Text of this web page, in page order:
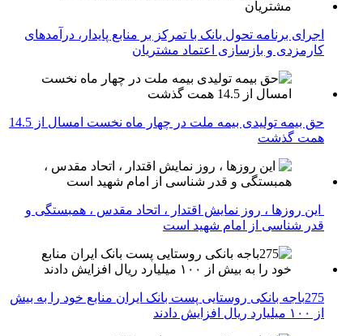
اجرای برنامه تحول بانک با تمرکز بر منابع پایدار، درآمدهای
کارمزدی و بازسازی اعتماد مشتریان
حق بیمه تولیدی بیمه ملت در چهار ماه نخست امسال از 14.5
همت گذشت
این روزها ، روز نمایش اقتدار ، اتحاد مقدس ، همبستگی و
قدر شناسی از امام شهید است
275باجه بانکی روستایی پست بانک ایران منابع خود را به بیش
از ۱۰۰ میلیارد ریال افزایش دادند